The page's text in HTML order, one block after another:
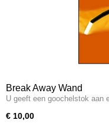
Break Away Wand
U geeft een goochelstok aan
€ 10,00